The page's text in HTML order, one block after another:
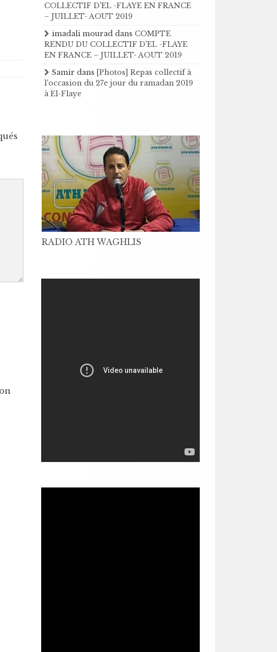
COLLECTIF D'EL -FLAYE EN FRANCE
– JUILLET- AOUT 2019
imadali mourad dans COMPTE
RENDU DU COLLECTIF D'EL -FLAYE
EN FRANCE – JUILLET- AOUT 2019
Samir dans [Photos] Repas collectif à
l'occasion du 27e jour du ramadan 2019
à El-Flaye
RADIO ATH WAGHLIS